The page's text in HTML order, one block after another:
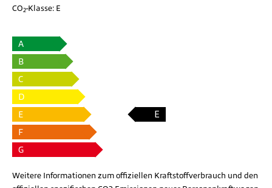
CO2-Klasse: E
A
B
C
D
E
E
F
G
Weitere Informationen zum offiziellen Kraftstoffverbrauch und den